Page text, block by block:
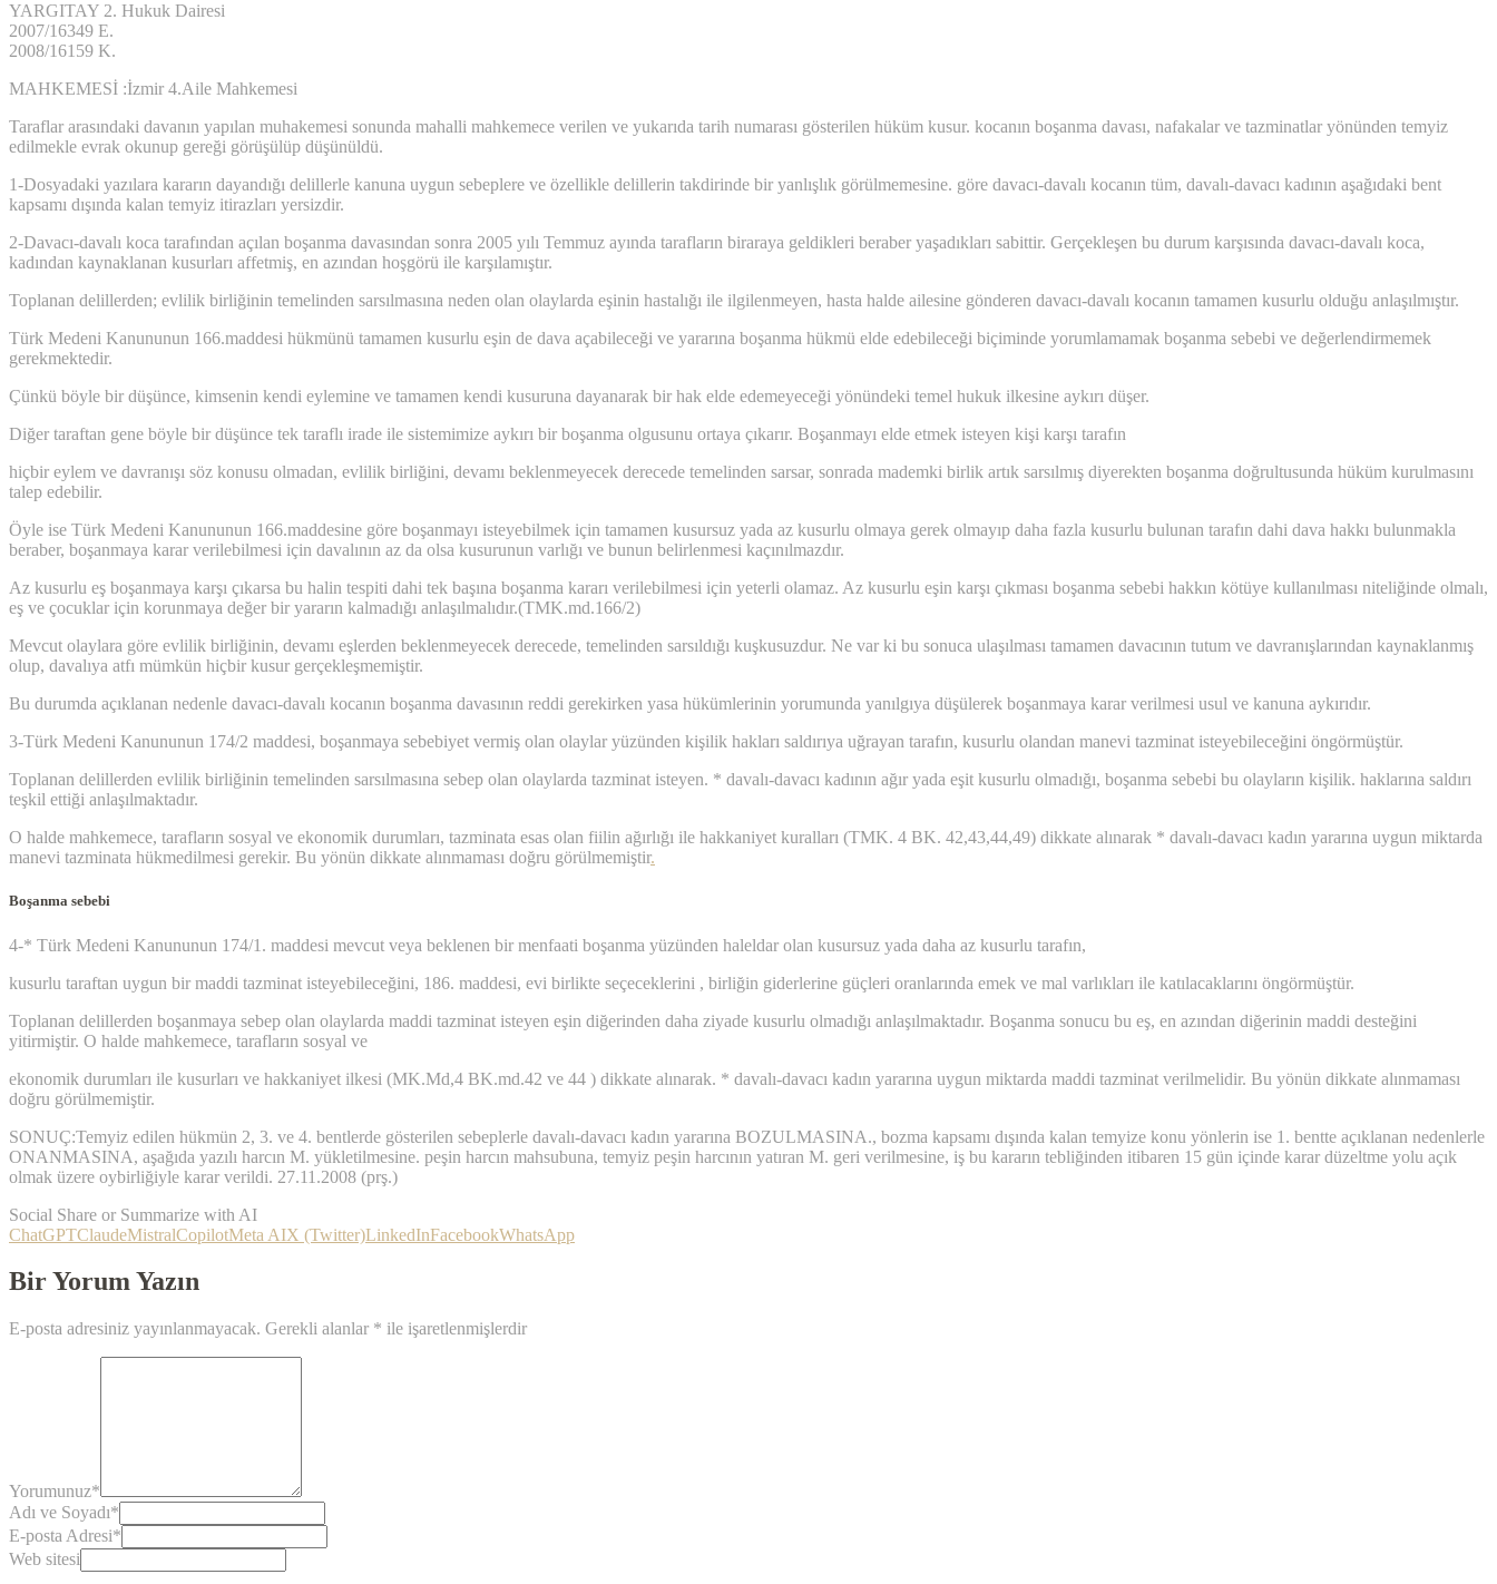
YARGITAY 2. Hukuk Dairesi
2007/16349 E.
2008/16159 K.
MAHKEMESİ :İzmir 4.Aile Mahkemesi
Taraflar arasındaki davanın yapılan muhakemesi sonunda mahalli mahkemece verilen ve yukarıda tarih numarası gösterilen hüküm kusur. kocanın boşanma davası, nafakalar ve tazminatlar yönünden temyiz
edilmekle evrak okunup gereği görüşülüp düşünüldü.
1-Dosyadaki yazılara kararın dayandığı delillerle kanuna uygun sebeplere ve özellikle delillerin takdirinde bir yanlışlık görülmemesine. göre davacı-davalı kocanın tüm, davalı-davacı kadının aşağıdaki bent
kapsamı dışında kalan temyiz itirazları yersizdir.
2-Davacı-davalı koca tarafından açılan boşanma davasından sonra 2005 yılı Temmuz ayında tarafların biraraya geldikleri beraber yaşadıkları sabittir. Gerçekleşen bu durum karşısında davacı-davalı koca,
kadından kaynaklanan kusurları affetmiş, en azından hoşgörü ile karşılamıştır.
Toplanan delillerden; evlilik birliğinin temelinden sarsılmasına neden olan olaylarda eşinin hastalığı ile ilgilenmeyen, hasta halde ailesine gönderen davacı-davalı kocanın tamamen kusurlu olduğu anlaşılmıştır.
Türk Medeni Kanununun 166.maddesi hükmünü tamamen kusurlu eşin de dava açabileceği ve yararına boşanma hükmü elde edebileceği biçiminde yorumlamamak boşanma sebebi ve değerlendirmemek
gerekmektedir.
Çünkü böyle bir düşünce, kimsenin kendi eylemine ve tamamen kendi kusuruna dayanarak bir hak elde edemeyeceği yönündeki temel hukuk ilkesine aykırı düşer.
Diğer taraftan gene böyle bir düşünce tek taraflı irade ile sistemimize aykırı bir boşanma olgusunu ortaya çıkarır. Boşanmayı elde etmek isteyen kişi karşı tarafın
hiçbir eylem ve davranışı söz konusu olmadan, evlilik birliğini, devamı beklenmeyecek derecede temelinden sarsar, sonrada mademki birlik artık sarsılmış diyerekten boşanma doğrultusunda hüküm kurulmasını
talep edebilir.
Öyle ise Türk Medeni Kanununun 166.maddesine göre boşanmayı isteyebilmek için tamamen kusursuz yada az kusurlu olmaya gerek olmayıp daha fazla kusurlu bulunan tarafın dahi dava hakkı bulunmakla
beraber, boşanmaya karar verilebilmesi için davalının az da olsa kusurunun varlığı ve bunun belirlenmesi kaçınılmazdır.
Az kusurlu eş boşanmaya karşı çıkarsa bu halin tespiti dahi tek başına boşanma kararı verilebilmesi için yeterli olamaz. Az kusurlu eşin karşı çıkması boşanma sebebi hakkın kötüye kullanılması niteliğinde olmalı,
eş ve çocuklar için korunmaya değer bir yararın kalmadığı anlaşılmalıdır.(TMK.md.166/2)
Mevcut olaylara göre evlilik birliğinin, devamı eşlerden beklenmeyecek derecede, temelinden sarsıldığı kuşkusuzdur. Ne var ki bu sonuca ulaşılması tamamen davacının tutum ve davranışlarından kaynaklanmış
olup, davalıya atfı mümkün hiçbir kusur gerçekleşmemiştir.
Bu durumda açıklanan nedenle davacı-davalı kocanın boşanma davasının reddi gerekirken yasa hükümlerinin yorumunda yanılgıya düşülerek boşanmaya karar verilmesi usul ve kanuna aykırıdır.
3-Türk Medeni Kanununun 174/2 maddesi, boşanmaya sebebiyet vermiş olan olaylar yüzünden kişilik hakları saldırıya uğrayan tarafın, kusurlu olandan manevi tazminat isteyebileceğini öngörmüştür.
Toplanan delillerden evlilik birliğinin temelinden sarsılmasına sebep olan olaylarda tazminat isteyen. * davalı-davacı kadının ağır yada eşit kusurlu olmadığı, boşanma sebebi bu olayların kişilik. haklarına saldırı
teşkil ettiği anlaşılmaktadır.
O halde mahkemece, tarafların sosyal ve ekonomik durumları, tazminata esas olan fiilin ağırlığı ile hakkaniyet kuralları (TMK. 4 BK. 42,43,44,49) dikkate alınarak * davalı-davacı kadın yararına uygun miktarda
manevi tazminata hükmedilmesi gerekir. Bu yönün dikkate alınmaması doğru görülmemiştir.
Boşanma sebebi
4-* Türk Medeni Kanununun 174/1. maddesi mevcut veya beklenen bir menfaati boşanma yüzünden haleldar olan kusursuz yada daha az kusurlu tarafın,
kusurlu taraftan uygun bir maddi tazminat isteyebileceğini, 186. maddesi, evi birlikte seçeceklerini , birliğin giderlerine güçleri oranlarında emek ve mal varlıkları ile katılacaklarını öngörmüştür.
Toplanan delillerden boşanmaya sebep olan olaylarda maddi tazminat isteyen eşin diğerinden daha ziyade kusurlu olmadığı anlaşılmaktadır. Boşanma sonucu bu eş, en azından diğerinin maddi desteğini
yitirmiştir. O halde mahkemece, tarafların sosyal ve
ekonomik durumları ile kusurları ve hakkaniyet ilkesi (MK.Md,4 BK.md.42 ve 44 ) dikkate alınarak. * davalı-davacı kadın yararına uygun miktarda maddi tazminat verilmelidir. Bu yönün dikkate alınmaması
doğru görülmemiştir.
SONUÇ:Temyiz edilen hükmün 2, 3. ve 4. bentlerde gösterilen sebeplerle davalı-davacı kadın yararına BOZULMASINA., bozma kapsamı dışında kalan temyize konu yönlerin ise 1. bentte açıklanan nedenlerle
ONANMASINA, aşağıda yazılı harcın M. yükletilmesine. peşin harcın mahsubuna, temyiz peşin harcının yatıran M. geri verilmesine, iş bu kararın tebliğinden itibaren 15 gün içinde karar düzeltme yolu açık
olmak üzere oybirliğiyle karar verildi. 27.11.2008 (prş.)
Social Share or Summarize with AI
ChatGPTClaudeMistralCopilotMeta AIX (Twitter)LinkedInFacebookWhatsApp
Bir Yorum Yazın
E-posta adresiniz yayınlanmayacak. Gerekli alanlar * ile işaretlenmişlerdir
Yorumunuz*
Adı ve Soyadı*
E-posta Adresi*
Web sitesi